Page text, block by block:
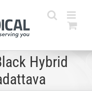
Hybrid